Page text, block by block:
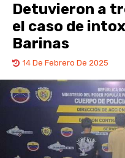
Detuvieron a
el caso de
Barinas
14 De Febrero De 2025